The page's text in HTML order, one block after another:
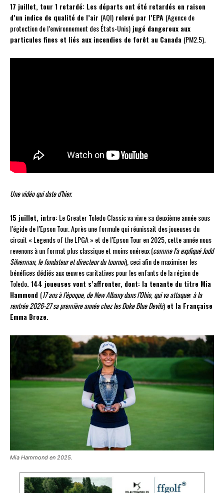
17 juillet, tour 1 retardé: Les départs ont été retardés en raison
d’un indice de qualité de l’air (AQI) relevé par l’EPA (Agence de
protection de l’environnement des États-Unis) jugé dangereux aux
particules fines et liés aux incendies de forêt au Canada (PM2.5).
Une vidéo qui date d’hier.
15 juillet, intro:Le Greater Toledo Classic va vivre sa deuxième année sous
l’égide de l’Epson Tour. Après une formule qui réunissait des joueuses du
circuit « Legends of the LPGA » et de l’Epson Tour en 2025, cette année nous
revenons à un format plus classique et moins onéreux (comme l’a expliqué Judd
Silverman, le fondateur et directeur du tournoi), ceci afin de maximiser les
bénéfices dédiés aux œuvres caritatives pour les enfants de la région de
Toledo. 144 joueuses vont s’affronter, dont: la tenante du titre Mia
Hammond (17 ans à l’époque, de New Albany dans l’Ohio, qui va attaquerà la
rentrée 2026-27 sa première année chez les Duke Blue Devils) et la Française
Emma Broze.
Mia Hammond en 2025.